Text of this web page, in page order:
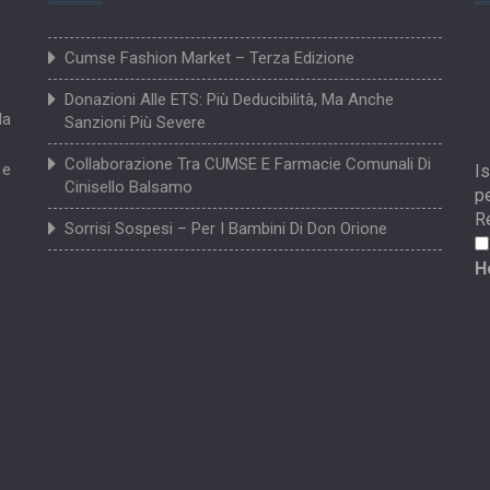
Cumse Fashion Market – Terza Edizione
Donazioni Alle ETS: Più Deducibilità, Ma Anche
Sanzioni Più Severe
Collaborazione Tra CUMSE E Farmacie Comunali Di
Cinisello Balsamo
Sorrisi Sospesi – Per I Bambini Di Don Orione